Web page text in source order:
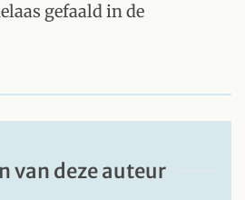
gefaald in de
van deze auteur